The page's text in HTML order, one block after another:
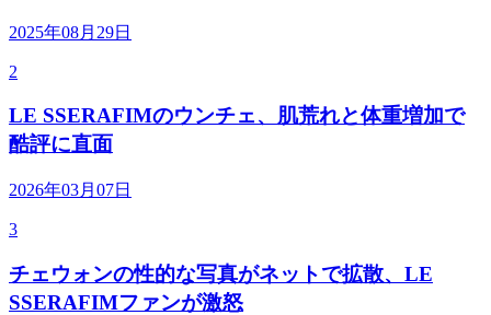
2025年08月29日
2
LE SSERAFIMのウンチェ、肌荒れと体重増加で
酷評に直面
2026年03月07日
3
チェウォンの性的な写真がネットで拡散、LE
SSERAFIMファンが激怒